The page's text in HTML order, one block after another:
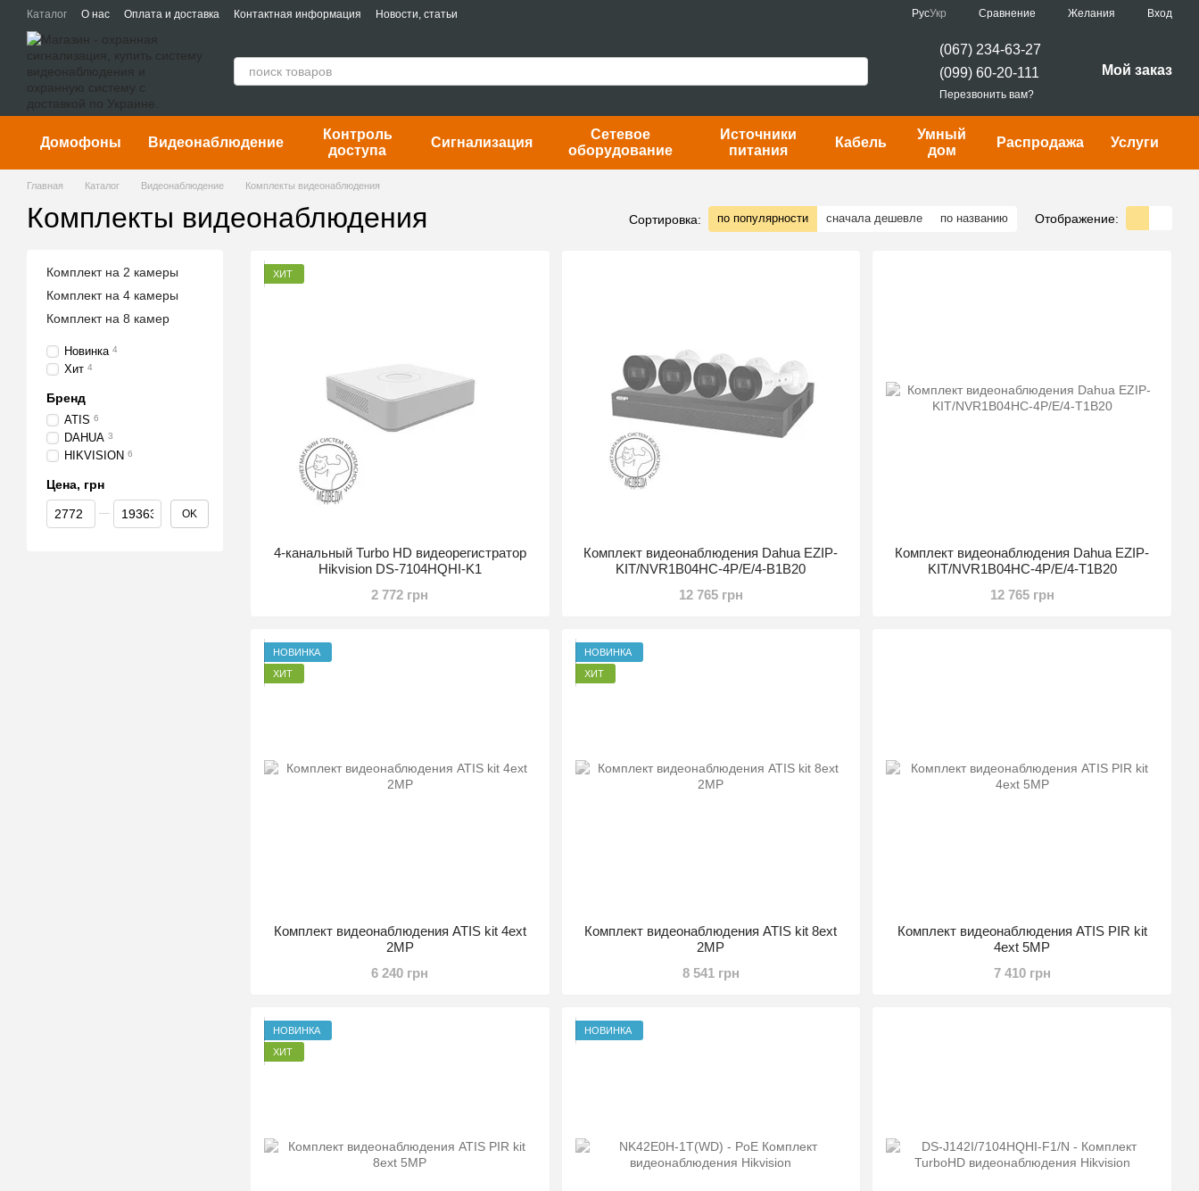
Перейти к основному контенту
Каталог О нас Оплата и доставка Контактная информация Новости, статьи РусУкр Сравнение Желания Вход
(067) 234-63-27
(099) 60-20-111
Перезвонить вам?
Мой заказ
Домофоны Видеонаблюдение
Контроль
доступа
Сигнализация
Сетевое
оборудование
Источники
питания
Кабель
Умный
дом
Распродажа Услуги
Главная Каталог Видеонаблюдение Комплекты видеонаблюдения
Комплекты видеонаблюдения Сортировка: по популярности сначала дешевле по названию Отображение:
ХИТ
4-канальный Turbo HD видеорегистратор
Hikvision DS-7104HQHI-K1
2 772 грн
Комплект видеонаблюдения Dahua EZIP-
KIT/NVR1B04HC-4P/E/4-B1B20
12 765 грн
Комплект видеонаблюдения Dahua EZIP-
KIT/NVR1B04HC-4P/E/4-T1B20
12 765 грн
НОВИНКА
ХИТ
Комплект видеонаблюдения ATIS kit 4ext
2MP
6 240 грн
НОВИНКА
ХИТ
Комплект видеонаблюдения ATIS kit 8ext
2MP
8 541 грн
Комплект видеонаблюдения ATIS PIR kit
4ext 5MP
7 410 грн
НОВИНКА
ХИТ
НОВИНКА
Комплект на 2 камеры
Комплект на 4 камеры
Комплект на 8 камер
Новинка 4
Хит 4
Бренд
ATIS 6
DAHUA 3
HIKVISION 6
Цена, грн
От Цена, грн
До Цена, грн OK